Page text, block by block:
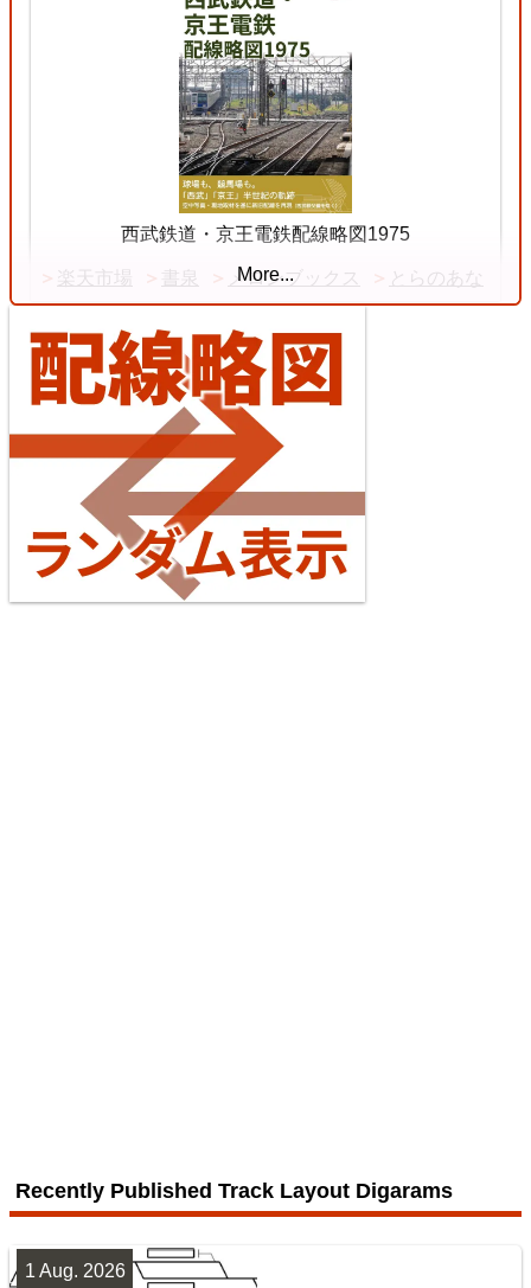
Ryōmō Line
【待望の複線化】成田空港機能強化で京成成田スカ
イアクセス・JRの配線はどう変わる？
4 Jul. 2026
Chuō Line (Tōkyō - Shiojiri)
Tōkaidō Line (Maibara - Kōbe)
4
5
7
西武鉄道・京王電鉄配線略図1975
楽天市場 書泉 メロンブックス とらのあな
台湾全島配線略図2025 臺灣鐵路公司・臺灣高鐵・阿
More...
Recently Published Track Layout Digarams
1 Aug. 2026